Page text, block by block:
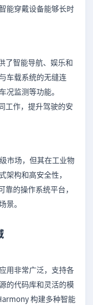
能穿戴设备能够长时
了智能导航、娱乐和
车载系统的无缝连
况监测等功能。
工作，提升驾驶的安
市场，但其在工业物
架构和高安全性，
的操作系统平台，
景。
用非常广泛，支持各
的代码库和灵活的模
构建多种智能